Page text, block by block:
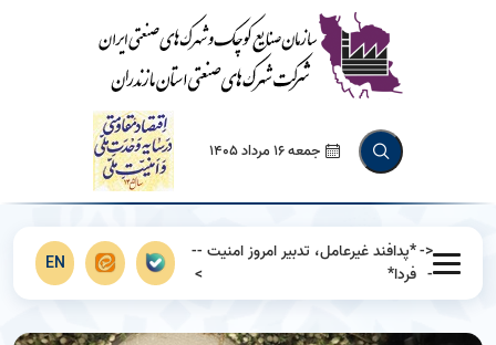
جمعه 16 مرداد 1405
<-
-
*پدافند غیرعامل، تدبیر امروز امنیت
فردا*
--
>
EN